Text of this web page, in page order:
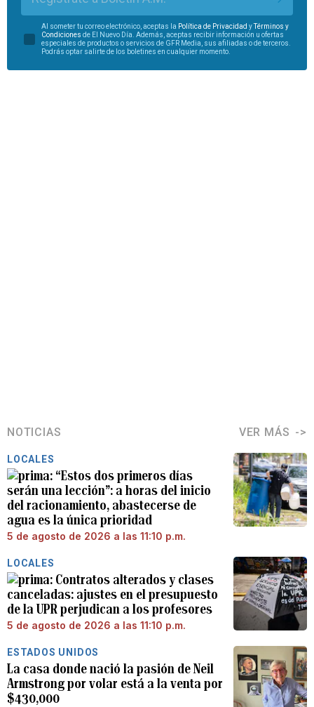
Al someter tu correo electrónico, aceptas la Política de Privacidad y
Términos y
Condiciones de El Nuevo Día. Además, aceptas recibir información u ofertas
especiales de productos o servicios de GFR Media, sus afiliadas o de terceros.
Podrás optar salirte de los boletines en cualquier momento.
NOTICIAS VER MÁS
LOCALES
“Estos dos primeros días
serán una lección”: a horas del inicio
del racionamiento, abastecerse de
agua es la única prioridad
5 de agosto de 2026 a las 11:10 p.m.
LOCALES
Contratos alterados y clases
canceladas: ajustes en el presupuesto
de la UPR perjudican a los profesores
5 de agosto de 2026 a las 11:10 p.m.
ESTADOS UNIDOS
La casa donde nació la pasión de Neil
Armstrong por volar está a la venta por
$430,000